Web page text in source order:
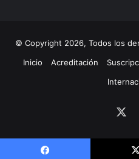
© Copyright 2026, Todos los
Inicio
Acreditación